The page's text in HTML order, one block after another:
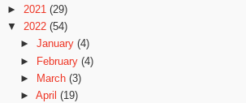
► 2021 (29)
▼
2022 (54)
► January (4)
► February (4)
►
March (3)
► April (19)